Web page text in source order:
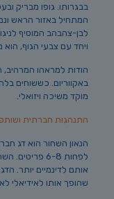
בבגרותו. גופו מבריק
המתחיל באזור הראש
לבן-צהבהב המוסיף
ויחד עם צבעי הגוף,
הודות למראהו המרהיב,
באקווריום. כששוחים
מוקד משיכה ויזואלי.
התנהגות חברתית
הנאון השחור הוא דג
לפחות 6-8
אותם לדינמיים יותר.
שהופך אותו לאידיאלי